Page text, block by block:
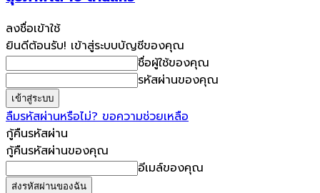
ลงชื่อเข้าใช้
ยินดีต้อนรับ! เข้าสู่ระบบบัญชีของคุณ
ชื่อผู้ใช้ของคุณ
รหัสผ่านของคุณ
ลืมรหัสผ่านหรือไม่? ขอความช่วยเหลือ
กู้คืนรหัสผ่าน
กู้คืนรหัสผ่านของคุณ
อีเมล์ของคุณ